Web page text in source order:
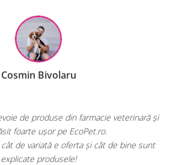
EcoPet.ro este salvarea mea de fiecare dată
hrană sau produse pentru păsările
E greu să găsești un magazin online cu o